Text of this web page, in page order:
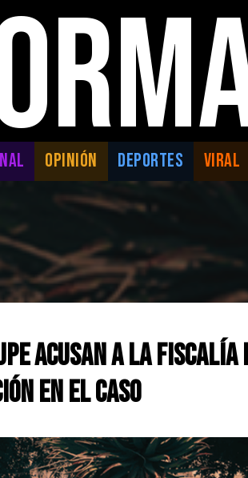
OPINIÓN DEPORTES VIRAL
acusan a la
en el caso